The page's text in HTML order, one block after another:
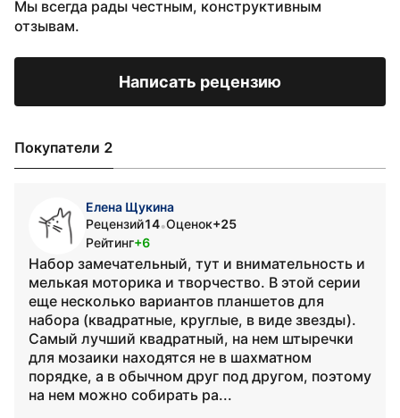
Мы всегда рады честным, конструктивным
отзывам.
Написать рецензию
Покупатели 2
Елена Щукина
Рецензий14•Оценок+25
Рейтинг+6
Набор замечательный, тут и внимательность и
мелькая моторика и творчество. В этой серии
еще несколько вариантов планшетов для
набора (квадратные, круглые, в виде звезды).
Самый лучший квадратный, на нем штыречки
для мозаики находятся не в шахматном
порядке, а в обычном друг под другом, поэтому
на нем можно собирать ра...